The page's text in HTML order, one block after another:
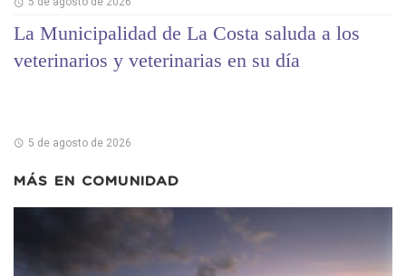
La Municipalidad de La Costa saluda a los
veterinarios y veterinarias en su día
5 de agosto de 2026
MÁS EN COMUNIDAD